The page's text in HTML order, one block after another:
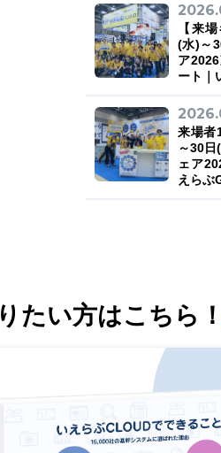
【来
(水)～
ア
ート｜
来場者
～30
ェア
えらぶ
たい方はこちら！